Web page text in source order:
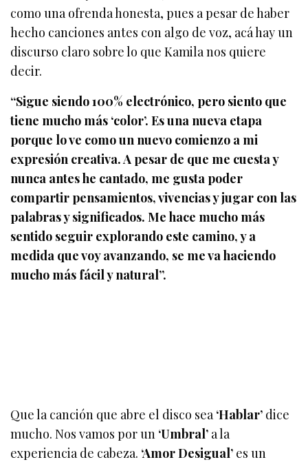
como una ofrenda honesta, pues a pesar de haber
hecho canciones antes con algo de voz, acá hay un
discurso claro sobre lo que Kamila nos quiere
decir.
“Sigue siendo 100% electrónico, pero siento que
tiene mucho más ‘color’. Es una nueva etapa
porque lo ve como un nuevo comienzo a mi
expresión creativa. A pesar de que me cuesta y
nunca antes he cantado, me gusta poder
compartir pensamientos, vivencias y jugar con las
palabras y significados. Me hace mucho más
sentido seguir explorando este camino, y a
medida que voy avanzando, se me va haciendo
mucho más fácil y natural”.
Que la canción que abre el disco sea‘Hablar’ dice
mucho. Nos vamos por un ‘Umbral’ a la
experiencia de cabeza. ‘Amor Desigual’ es un